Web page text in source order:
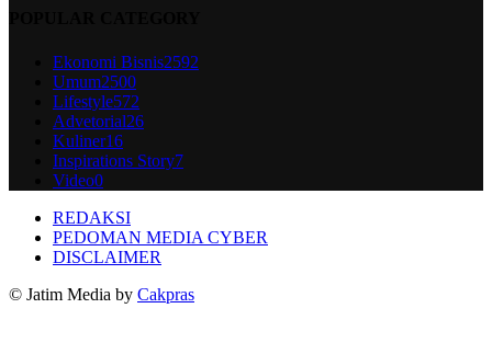
Ekonomi Bisnis2592
Umum2500
Lifestyle572
Advetorial26
Kuliner16
Inspirations Story7
Video0
REDAKSI
PEDOMAN MEDIA CYBER
DISCLAIMER
© Jatim Media by Cakpras